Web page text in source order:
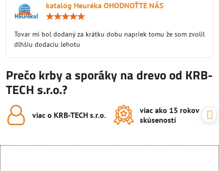
katalóg Heuréka OHODNOŤTE NÁS
5
Tovar mi bol dodaný za krátku dobu napriek tomu že som zvolil
dlhšiu dodaciu lehotu
Prečo krby a sporáky na drevo od KRB-
TECH s.r.o.?
viac o KRB-TECH s​.r​.o​.
viac ako 15 rokov
skúseností